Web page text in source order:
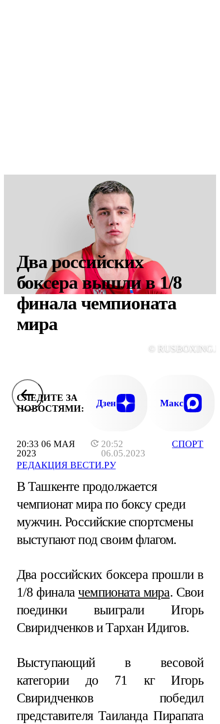
20:33 06 МАЯ
2023
20:52
06.05.2023
РЕДАКЦИЯ ВЕСТИ.РУ
СПОРТ
Два российских
боксера вышли в 1/8
финала чемпионата
мира
©
СЛЕДИТЕ ЗА
НОВОСТЯМИ:
Дзен Макс
В Ташкенте продолжается
чемпионат мира по боксу среди
мужчин. Российские спортсмены
выступают под своим флагом.
Два российских боксера прошли в
1/8 финалачемпионата мира. Свои
поединки выиграли Игорь
Свиридченков и Тархан Идигов.
Выступающий в весовой
категории до 71 кг Игорь
Свиридченков победил
представителя Таиланда Пирапата